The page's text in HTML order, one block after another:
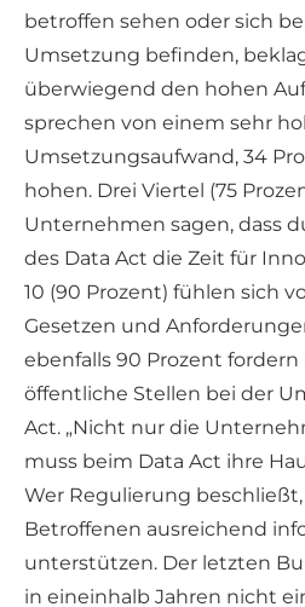
betroffen sehen oder sich
Umsetzung befinden,
überwiegend den hohen
sprechen von einem sehr
Umsetzungsaufwand, 34
hohen. Drei Viertel (75
Unternehmen sagen, dass
des Data Act die Zeit für
10 (90 Prozent) fühlen sich
Gesetzen und
ebenfalls 90 Prozent
öffentliche Stellen bei der
Act. „Nicht nur die
muss beim Data Act ihre
Wer Regulierung
Betroffenen ausreichend
unterstützen. Der letzten
in eineinhalb Jahren nicht